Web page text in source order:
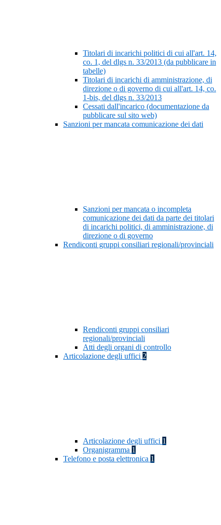
Titolari di incarichi politici di cui all'art. 14,
co. 1, del dlgs n. 33/2013 (da pubblicare in
tabelle)
Titolari di incarichi di amministrazione, di
direzione o di governo di cui all'art. 14, co.
1-bis, del dlgs n. 33/2013
Cessati dall'incarico (documentazione da
pubblicare sul sito web)
Sanzioni per mancata comunicazione dei dati
Sanzioni per mancata o incompleta
comunicazione dei dati da parte dei titolari
di incarichi politici, di amministrazione, di
direzione o di governo
Rendiconti gruppi consiliari regionali/provinciali
Rendiconti gruppi consiliari
regionali/provinciali
Atti degli organi di controllo
Articolazione degli uffici 2
Articolazione degli uffici 1
Organigramma 1
Telefono e posta elettronica 1